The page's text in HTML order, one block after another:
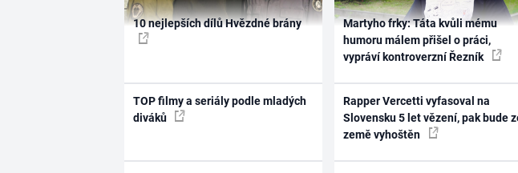
10 nejlepších dílů Hvězdné brány
TOP filmy a seriály podle mladých
diváků
Martyho frky: Táta kvůli mému
humoru málem přišel o práci,
vypráví kontroverzní Řezník
Rapper Vercetti vyfasoval na
Slovensku 5 let vězení, pak bude
země vyhoštěn